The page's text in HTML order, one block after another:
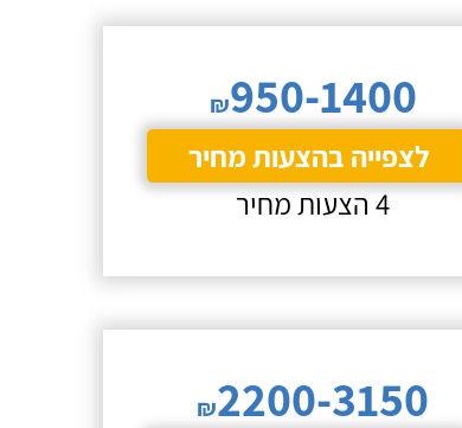
₪950-1400
לצפייה בהצעות מחיר
4 הצעות מחיר
₪2200-3150